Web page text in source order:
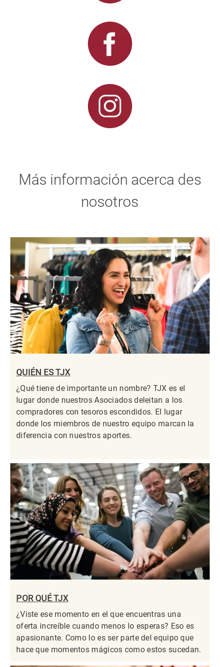
Más información acerca des
nosotros
QUIÉN ES TJX
¿Qué tiene de importante un nombre? TJX es el
lugar donde nuestros Asociados deleitan a los
compradores con tesoros escondidos. El lugar
donde los miembros de nuestro equipo marcan la
diferencia con nuestros aportes.
POR QUÉ TJX
¿Viste ese momento en el que encuentras una
oferta increíble cuando menos lo esperas? Eso es
apasionante. Como lo es ser parte del equipo que
hace que momentos mágicos como estos sucedan.